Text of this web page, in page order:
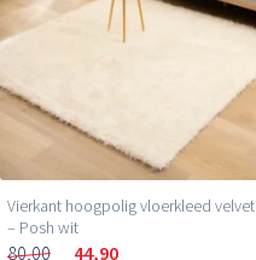
Vierkant hoogpolig vloerkleed velvet
– Posh wit
80,00 44,90